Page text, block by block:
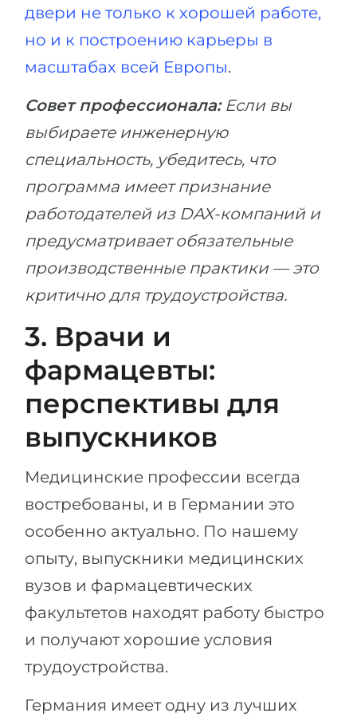
двери не только к хорошей работе,
но и к построению карьеры в
масштабах всей Европы.
Совет профессионала: Если вы
выбираете инженерную
специальность, убедитесь, что
программа имеет признание
работодателей из DAX-компаний и
предусматривает обязательные
производственные практики — это
критично для трудоустройства.
3. Врачи и
фармацевты:
перспективы для
выпускников
Медицинские профессии всегда
востребованы, и в Германии это
особенно актуально. По нашему
опыту, выпускники медицинских
вузов и фармацевтических
факультетов находят работу быстро
и получают хорошие условия
трудоустройства.
Германия имеет одну из лучших